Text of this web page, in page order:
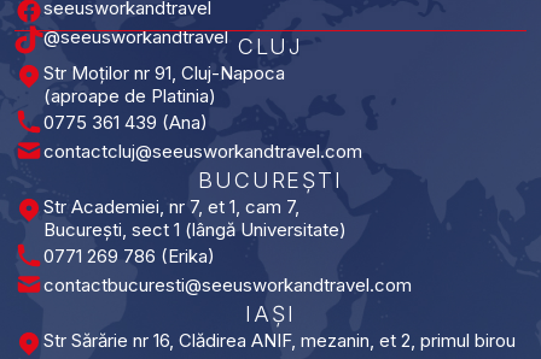
seeusworkandtravel
@seeusworkandtravel CLUJ
Str Moților nr 91, Cluj-Napoca
(aproape de Platinia)
0775 361 439 (Ana)
contactcluj@seeusworkandtravel.com
BUCUREȘTI​
Str Academiei, nr 7, et 1, cam 7,
București, sect 1 (lângă Universitate)
0771 269 786 (Erika)
contactbucuresti@seeusworkandtravel.com
IAȘI​
Str Sărărie nr 16, Clădirea ANIF, mezanin, et 2, primul birou